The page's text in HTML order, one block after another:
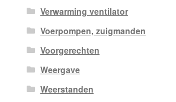
Verwarming ventilator
Voerpompen, zuigmanden
Voorgerechten
Weergave
Weerstanden